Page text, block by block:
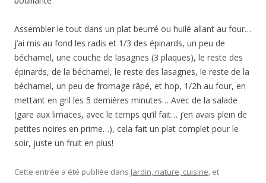
Assembler le tout dans un plat beurré ou huilé allant au four…
j’ai mis au fond les radis et 1/3 des épinards, un peu de
béchamel, une couche de lasagnes (3 plaques), le reste des
épinards, de la béchamel, le reste des lasagnes, le reste de la
béchamel, un peu de fromage râpé, et hop, 1/2h au four, en
mettant en gril les 5 dernières minutes… Avec de la salade
(gare aux limaces, avec le temps qu’il fait… j’en avais plein de
petites noires en prime…), cela fait un plat complet pour le
soir, juste un fruit en plus!
Cette entrée a été publiée dans Jardin, nature, cuisine, et